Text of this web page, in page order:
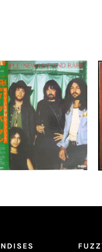
Purple – New, Live
Rare LP- JAPAN
Shrink!
au
Détails